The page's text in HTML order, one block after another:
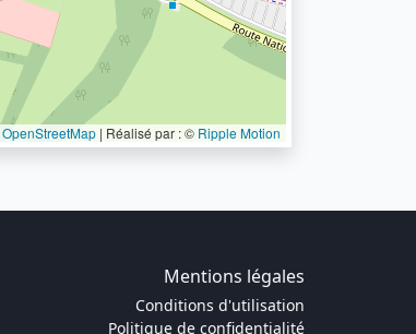
OpenStreetMap | Réalisé par : © Ripple Motion
Mentions légales
Conditions d'utilisation
Politique de confidentialité